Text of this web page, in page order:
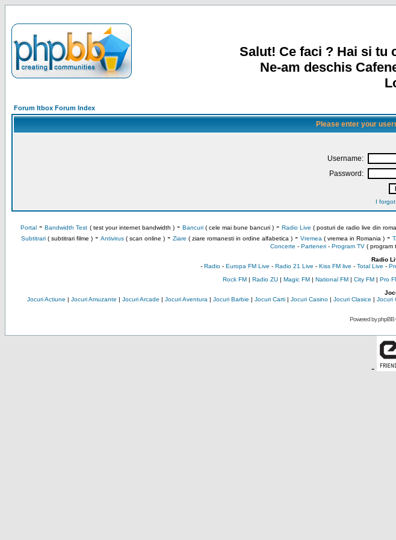
Salut! Ce faci ? Hai si tu
Ne-am deschis
Forum Itbox Forum Index
Please enter your
Username:
Password:
I
Portal- Bandwidth Test ( test your internet bandwidth )- Bancuri( cele mai bune bancuri )- Radio Live ( posturi de radio live din
Subtitrari( subtitrari filme )- Antivirus( scan online )- Ziare ( ziare romanesti in ordine alfabetica )- Vremea ( vremea in Romania )-
Concerte - Parteneri- Program TV( program
Radio
- Radio- Europa FM Live - Radio 21 Live - Kiss FM live - Total Live -
Rock FM| Radio ZU| Magic FM| National FM| City FM| Pro
Jocuri Actiune | Jocuri Amuzante | Jocuri Arcade | Jocuri Aventura | Jocuri Barbie | Jocuri Carti| Jocuri Casino| Jocuri Clasice | Jocuri
Powered byphpBB
-